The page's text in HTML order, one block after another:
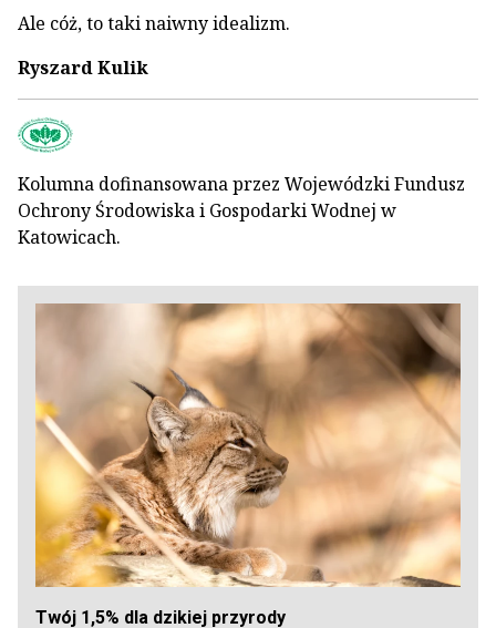
Ale cóż, to taki naiwny idealizm.
Ryszard Kulik
Kolumna dofinansowana przez Wojewódzki Fundusz
Ochrony Środowiska i Gospodarki Wodnej w
Katowicach.
Twój 1,5% dla dzikiej przyrody